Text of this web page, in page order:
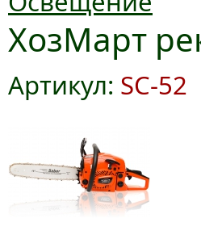
ХозМарт
Артикул: SC-52